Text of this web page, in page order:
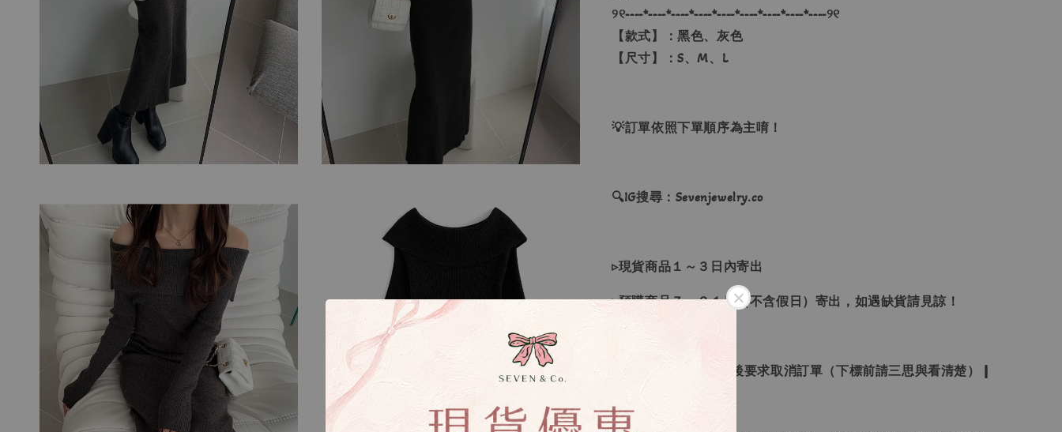
୨୧----*----*----*----*----*----*----*----*----୨୧
【款式】：黑色、灰色
【尺寸】：S、M、L
💡訂單依照下單順序為主唷！
🔍IG搜尋：Sevenjewelry.co
▹現貨商品１～３日內寄出
▹預購商品７～２１日（不含假日）寄出，如遇缺貨請見諒！
❙ 本賣場不接受下標後要求取消訂單（下標前請三思與看清楚）❙